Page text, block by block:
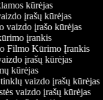
kūrėjas
įrašų kūrėjas
vaizdo įrašo kūrėjas
įrankis
Filmo Kūrimo Įrankis
įrašų kūrėjas
kūrėjas
tinklų vaizdo įrašų kūrėjas
vaizdo įrašų kūrėjas